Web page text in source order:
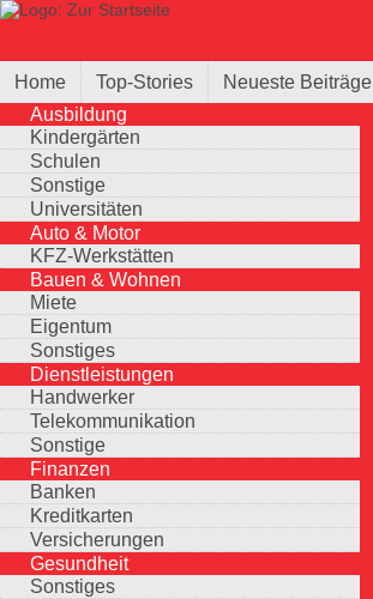
Direkt zum Inhalt
Home Top-Stories Neueste Beiträge
Ausbildung
Kindergärten
Schulen
Sonstige
Universitäten
Auto & Motor
KFZ-Werkstätten
Bauen & Wohnen
Miete
Eigentum
Sonstiges
Dienstleistungen
Handwerker
Telekommunikation
Sonstige
Finanzen
Banken
Kreditkarten
Versicherungen
Gesundheit
Sonstiges